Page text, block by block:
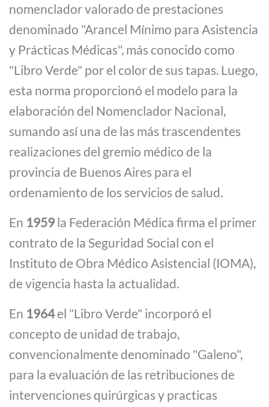
nomenclador valorado de prestaciones
denominado "Arancel Mínimo para Asistencia
y Prácticas Médicas", más conocido como
"Libro Verde" por el color de sus tapas. Luego,
esta norma proporcionó el modelo para la
elaboración del Nomenclador Nacional,
sumando así una de las más trascendentes
realizaciones del gremio médico de la
provincia de Buenos Aires para el
ordenamiento de los servicios de salud.
En 1959la Federación Médica firma el primer
contrato de la Seguridad Social con el
Instituto de Obra Médico Asistencial (IOMA),
de vigencia hasta la actualidad.
En 1964el "Libro Verde" incorporó el
concepto de unidad de trabajo,
convencionalmente denominado "Galeno",
para la evaluación de las retribuciones de
intervenciones quirúrgicas y practicas